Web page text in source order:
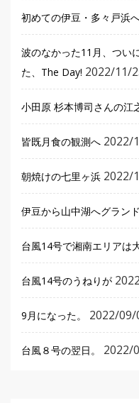
初めての伊豆・多々戸浜
波のなかった11月、つい
た、The Day! 2022/11/
小田原 杉本博司さんの江
皆既月食の観測へ 2022/
朝焼けの七里ヶ浜 2022/
伊豆から山中湖へグラン
台風14号で湘南エリアは
台風14号のうねりが
9月になった。 2022/09/
台風８号の翌日。 2022/